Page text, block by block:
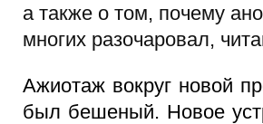
а также о том, почему
многих разочаровал,
Ажиотаж вокруг новой
был бешеный. Новое